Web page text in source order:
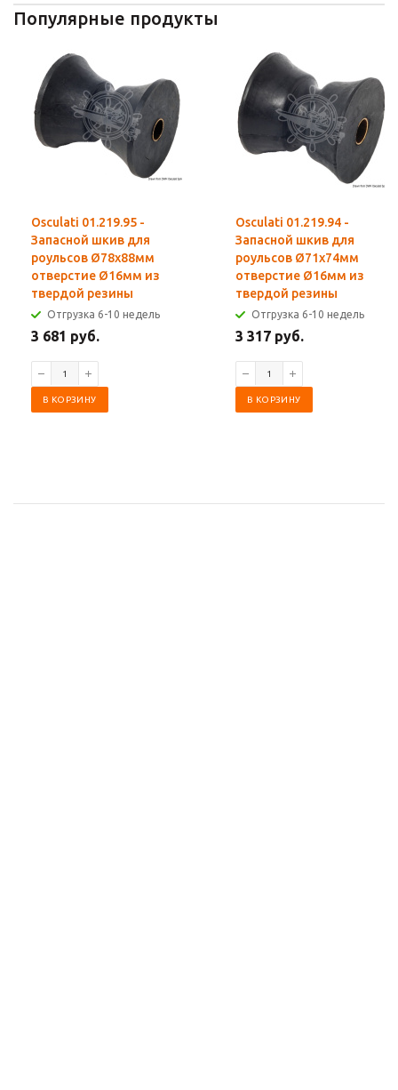
Популярные продукты
Osculati 01.219.95 -
Запасной шкив для
роульсов Ø78х88мм
отверстие Ø16мм из
твердой резины
Отгрузка 6-10 недель
3 681 руб.
В КОРЗИНУ
Osculati 01.219.94 -
Запасной шкив для
роульсов Ø71х74мм
отверстие Ø16мм из
твердой резины
Отгрузка 6-10 недель
3 317 руб.
В КОРЗИНУ